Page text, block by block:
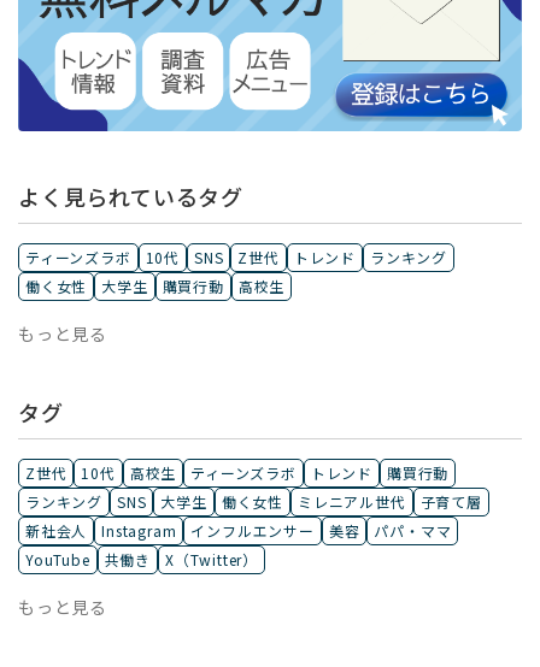
よく見られているタグ
ティーンズラボ 10代 SNS Z世代 トレンド
ランキング
働く女性
大学生 購買行動 高校生
もっと見る
タグ
Z世代 10代 高校生 ティーンズラボ トレンド
購買行動
ランキング
SNS 大学生 働く女性 ミレニアル世代
子育て層
新社会人
Instagram インフルエンサー 美容
パパ・ママ
YouTube
共働き X（Twitter）
もっと見る